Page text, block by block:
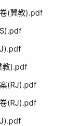
(冀教).pdf
教).pdf
(RJ).pdf
(RJ).pdf